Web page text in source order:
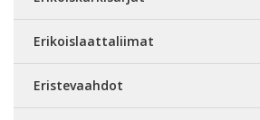
Erikoislaattaliimat
Eristevaahdot